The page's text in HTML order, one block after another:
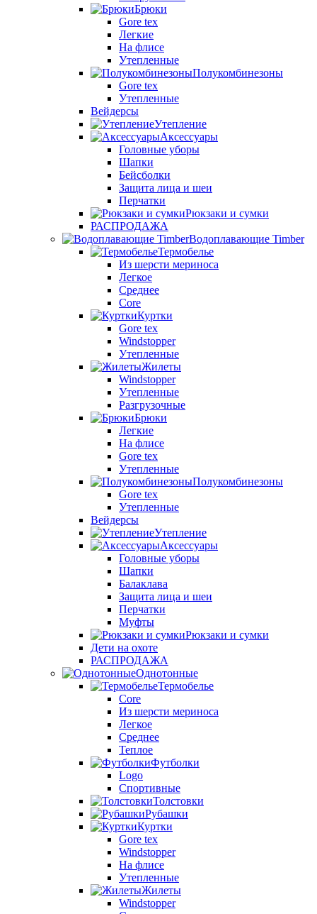
Брюки
Gore tex
Легкие
На флисе
Утепленные
Полукомбинезоны
Gore tex
Утепленные
Вейдерсы
Утепление
Аксессуары
Головные уборы
Шапки
Бейсболки
Защита лица и шеи
Перчатки
Рюкзаки и сумки
РАСПРОДАЖА
Водоплавающие Timber
Термобелье
Из шерсти мериноса
Легкое
Среднее
Core
Куртки
Gore tex
Windstopper
Утепленные
Жилеты
Windstopper
Утепленные
Разгрузочные
Брюки
Легкие
На флисе
Gore tex
Утепленные
Полукомбинезоны
Gore tex
Утепленные
Вейдерсы
Утепление
Аксессуары
Головные уборы
Шапки
Балаклава
Защита лица и шеи
Перчатки
Муфты
Рюкзаки и сумки
Дети на охоте
РАСПРОДАЖА
Однотонные
Термобелье
Core
Из шерсти мериноса
Легкое
Среднее
Теплое
Футболки
Logo
Спортивные
Толстовки
Рубашки
Куртки
Gore tex
Windstopper
На флисе
Утепленные
Жилеты
Windstopper